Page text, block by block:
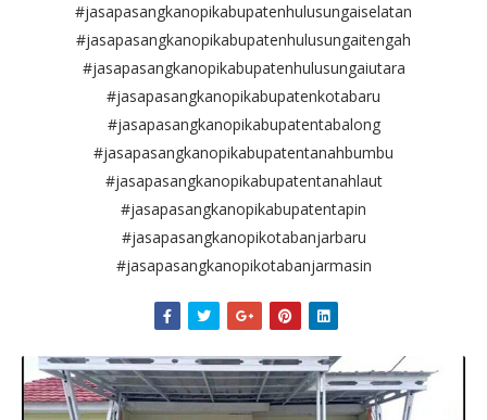
#jasapasangkanopikabupatenhulusungaiselatan
#jasapasangkanopikabupatenhulusungaitengah
#jasapasangkanopikabupatenhulusungaiutara
#jasapasangkanopikabupatenkotabaru
#jasapasangkanopikabupatentabalong
#jasapasangkanopikabupatentanahbumbu
#jasapasangkanopikabupatentanahlaut
#jasapasangkanopikabupatentapin
#jasapasangkanopikotabanjarbaru
#jasapasangkanopikotabanjarmasin